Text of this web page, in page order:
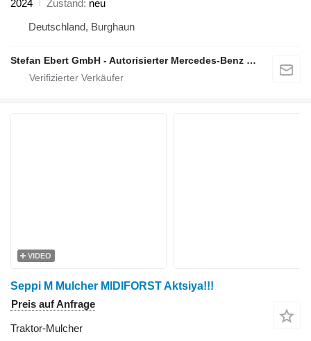
2024
Zustand neu
Deutschland, Burghaun
Stefan Ebert GmbH - Autorisierter Mercedes-Benz Servicepartner
VIDEO
Seppi M Mulcher MIDIFORST Aktsiya!!!
Preis auf Anfrage
Traktor-Mulcher